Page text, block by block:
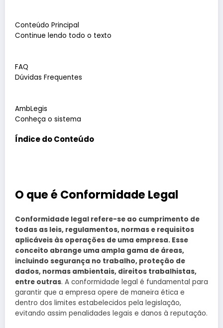
Conteúdo Principal
Continue lendo todo o texto
FAQ
Dúvidas Frequentes
AmbLegis
Conheça o sistema
Índice do Conteúdo
O que é Conformidade Legal
Conformidade legal refere-se ao cumprimento de
todas as leis, regulamentos, normas e requisitos
aplicáveis às operações de uma empresa. Esse
conceito abrange uma ampla gama de áreas,
incluindo segurança no trabalho, proteção de
dados, normas ambientais, direitos trabalhistas,
entre outras. A conformidade legal é fundamental para
garantir que a empresa opere de maneira ética e
dentro dos limites estabelecidos pela legislação,
evitando assim penalidades legais e danos à reputação.